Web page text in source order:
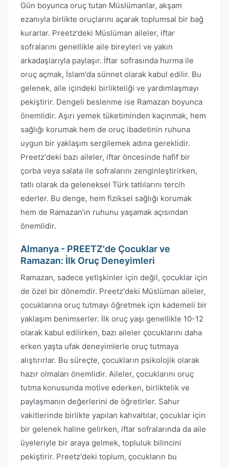
Gün boyunca oruç tutan Müslümanlar, akşam
ezanıyla birlikte oruçlarını açarak toplumsal bir bağ
kurarlar. Preetz'deki Müslüman aileler, iftar
sofralarını genellikle aile bireyleri ve yakın
arkadaşlarıyla paylaşır. İftar sofrasında hurma ile
oruç açmak, İslam'da sünnet olarak kabul edilir. Bu
gelenek, aile içindeki birlikteliği ve yardımlaşmayı
pekiştirir. Dengeli beslenme ise Ramazan boyunca
önemlidir. Aşırı yemek tüketiminden kaçınmak, hem
sağlığı korumak hem de oruç ibadetinin ruhuna
uygun bir yaklaşım sergilemek adına gereklidir.
Preetz'deki bazı aileler, iftar öncesinde hafif bir
çorba veya salata ile sofralarını zenginleştirirken,
tatlı olarak da geleneksel Türk tatlılarını tercih
ederler. Bu denge, hem fiziksel sağlığı korumak
hem de Ramazan'ın ruhunu yaşamak açısından
önemlidir.
Almanya - PREETZ'de Çocuklar ve
Ramazan: İlk Oruç Deneyimleri
Ramazan, sadece yetişkinler için değil, çocuklar için
de özel bir dönemdir. Preetz'deki Müslüman aileler,
çocuklarına oruç tutmayı öğretmek için kademeli bir
yaklaşım benimserler. İlk oruç yaşı genellikle 10-12
olarak kabul edilirken, bazı aileler çocuklarını daha
erken yaşta ufak deneyimlerle oruç tutmaya
alıştırırlar. Bu süreçte, çocukların psikolojik olarak
hazır olmaları önemlidir. Aileler, çocuklarını oruç
tutma konusunda motive ederken, birliktelik ve
paylaşmanın değerlerini de öğretirler. Sahur
vakitlerinde birlikte yapılan kahvaltılar, çocuklar için
bir gelenek haline gelirken, iftar sofralarında da aile
üyeleriyle bir araya gelmek, topluluk bilincini
pekiştirir. Preetz'deki toplum, çocukların bu